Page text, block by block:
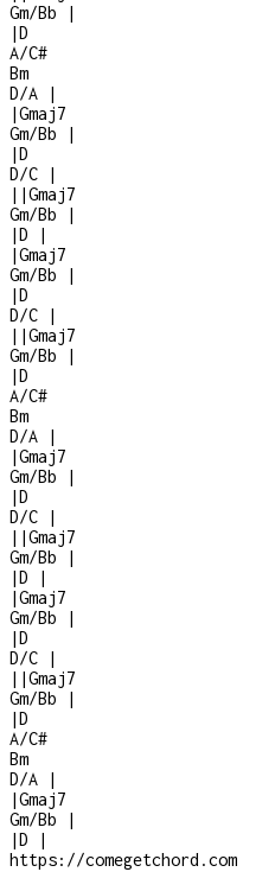
Gm/Bb
|
|D
A/C#
Bm
D/A
|
|Gmaj7
Gm/Bb
|
|D
D/C
|
| |Gmaj7
Gm/Bb
|
|D
|
|Gmaj7
Gm/Bb
|
|D
D/C
|
| |Gmaj7
Gm/Bb
|
|D
A/C#
Bm
D/A
|
|Gmaj7
Gm/Bb
|
|D
D/C
|
| |Gmaj7
Gm/Bb
|
|D
|
|Gmaj7
Gm/Bb
|
|D
D/C
|
| |Gmaj7
Gm/Bb
|
|D
A/C#
Bm
D/A
|
|Gmaj7
Gm/Bb
|
|D
|
https://comegetchord.com